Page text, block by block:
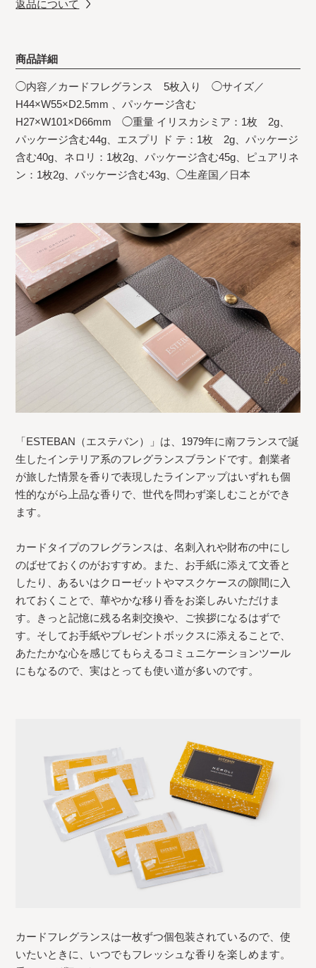
返品について
商品詳細
◯内容／カードフレグランス 5枚入り ◯サイズ／
H44×W55×D2.5mm 、パッケージ含む
H27×W101×D66mm ◯重量 イリスカシミア：1枚 2g、
パッケージ含む44g、エスプリ ド テ：1枚 2g、パッケージ
含む40g、ネロリ：1枚2g、パッケージ含む45g、ピュアリネ
ン：1枚2g、パッケージ含む43g、◯生産国／日本
「ESTEBAN（エステバン）」は、1979年に南フランスで誕
生したインテリア系のフレグランスブランドです。創業者
が旅した情景を香りで表現したラインアップはいずれも個
性的ながら上品な香りで、世代を問わず楽しむことができ
ます。
カードタイプのフレグランスは、名刺入れや財布の中にし
のばせておくのがおすすめ。また、お手紙に添えて文香と
したり、あるいはクローゼットやマスクケースの隙間に入
れておくことで、華やかな移り香をお楽しみいただけま
す。きっと記憶に残る名刺交換や、ご挨拶になるはずで
す。そしてお手紙やプレゼントボックスに添えることで、
あたたかな心を感じてもらえるコミュニケーションツール
にもなるので、実はとっても使い道が多いのです。
カードフレグランスは一枚ずつ個包装されているので、使
いたいときに、いつでもフレッシュな香りを楽しめます。